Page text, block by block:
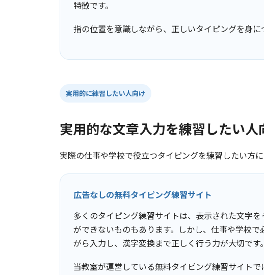
特徴です。
指の位置を意識しながら、正しいタイピングを身に
実用的に練習したい人向け
実用的な文章入力を練習したい人
実際の仕事や学校で役立つタイピングを練習したい方
広告なしの無料タイピング練習サイト
多くのタイピング練習サイトは、表示された文字
ができないものもあります。しかし、仕事や学校
がら入力し、漢字変換まで正しく行う力が大切です。
当教室が運営している無料タイピング練習サイト